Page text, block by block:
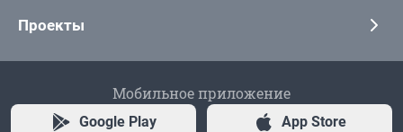
Проекты
Мобильное приложение
Google Play App Store